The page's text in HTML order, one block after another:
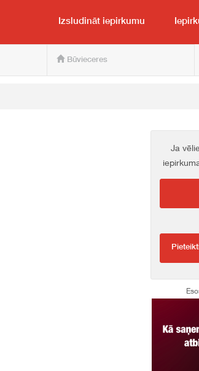
pircējam un pārdevējam
Izsludināt iepirkumu
Būvieceres
Ja